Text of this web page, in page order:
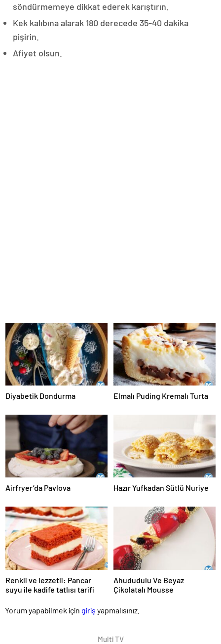
söndürmemeye dikkat ederek karıştırın.
Kek kalıbına alarak 180 derecede 35-40 dakika
pişirin.
Afiyet olsun.
Diyabetik Dondurma Elmalı Puding Kremalı Turta
Airfryer’da Pavlova Hazır Yufkadan Sütlü Nuriye
Renkli ve lezzetli: Pancar
suyu ile kadife tatlısı tarifi
Ahududulu Ve Beyaz
Çikolatalı Mousse
Yorum yapabilmek için giriş yapmalısınız.
Multi TV